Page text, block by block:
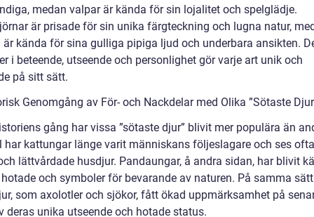
medan valpar är kända för sin lojalitet och spelglädje.
är prisade för sin unika färgteckning och lugna natur,
är kända för sina gulliga pipiga ljud och underbara ansikten.
i beteende, utseende och personlighet gör varje art unik och
på sitt sätt.
Genomgång av För- och Nackdelar med Olika ”Sötaste
gång har vissa ”sötaste djur” blivit mer populära än
har kattungar länge varit människans följeslagare och ses
lättvårdade husdjur. Pandaungar, å andra sidan, har blivit
och symboler för bevarande av naturen. På samma
som axolotler och sjökor, fått ökad uppmärksamhet på
deras unika utseende och hotade status.